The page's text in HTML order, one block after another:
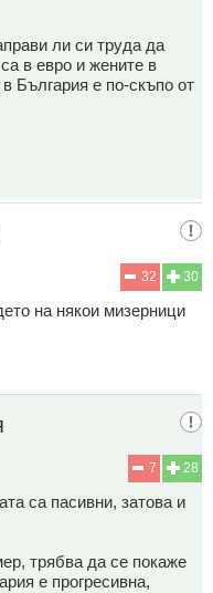
ли си труда да
в евро и жените в
България е по-скъпо от
30
32
на някои мизерници
28
7
са пасивни, затова и
трябва да се покаже
е прогресивна,